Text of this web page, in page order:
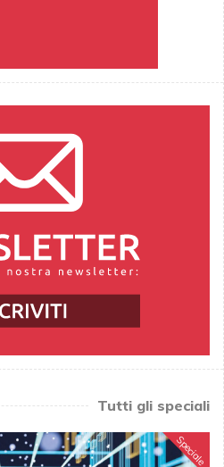
Tutti gli speciali
Speciale